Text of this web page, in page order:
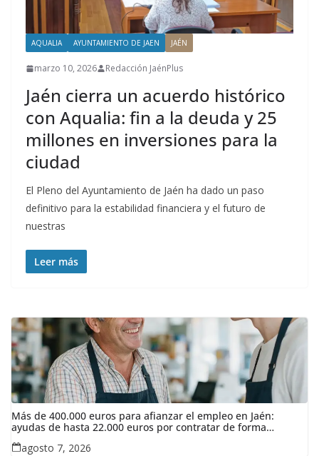
AQUALIA AYUNTAMIENTO DE JAEN JAÉN
marzo 10, 2026 Redacción JaénPlus
Jaén cierra un acuerdo histórico
con Aqualia: fin a la deuda y 25
millones en inversiones para la
ciudad
El Pleno del Ayuntamiento de Jaén ha dado un paso
definitivo para la estabilidad financiera y el futuro de
nuestras
Leer más
Más de 400.000 euros para afianzar el empleo en Jaén:
ayudas de hasta 22.000 euros por contratar de forma
indefinida
agosto 7, 2026